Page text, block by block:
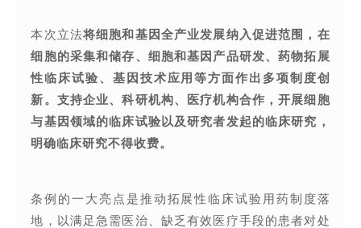
本次立法将细胞和基因全产业发展纳入促进范围，在
细胞的采集和储存、细胞和基因产品研发、药物拓展
性临床试验、基因技术应用等方面作出多项制度创
新。支持企业、科研机构、医疗机构合作，开展细胞
与基因领域的临床试验以及研究者发起的临床研究，
明确临床研究不得收费。
条例的一大亮点是推动拓展性临床试验用药制度落
地，以满足急需医治、缺乏有效医疗手段的患者对处